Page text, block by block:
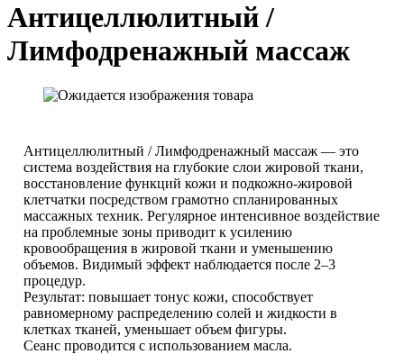
Антицеллюлитный /
Лимфодренажный массаж
Антицеллюлитный / Лимфодренажный массаж — это
система воздействия на глубокие слои жировой ткани,
восстановление функций кожи и подкожно-жировой
клетчатки посредством грамотно спланированных
массажных техник. Регулярное интенсивное воздействие
на проблемные зоны приводит к усилению
кровообращения в жировой ткани и уменьшению
объемов. Видимый эффект наблюдается после 2–3
процедур.
Результат: повышает тонус кожи, способствует
равномерному распределению солей и жидкости в
клетках тканей, уменьшает объем фигуры.
Сеанс проводится с использованием масла.